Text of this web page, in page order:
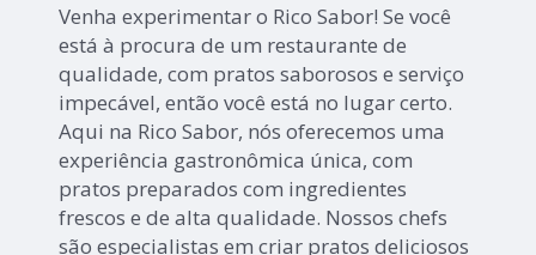
Venha experimentar o Rico Sabor! Se você
está à procura de um restaurante de
qualidade, com pratos saborosos e serviço
impecável, então você está no lugar certo.
Aqui na Rico Sabor, nós oferecemos uma
experiência gastronômica única, com
pratos preparados com ingredientes
frescos e de alta qualidade. Nossos chefs
são especialistas em criar pratos deliciosos